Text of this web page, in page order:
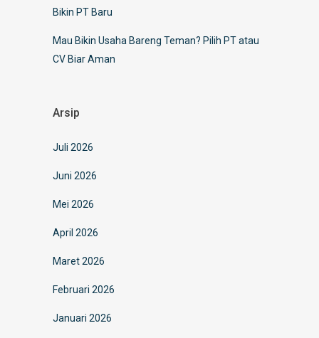
Bikin PT Baru
Mau Bikin Usaha Bareng Teman? Pilih PT atau
CV Biar Aman
Arsip
Juli 2026
Juni 2026
Mei 2026
April 2026
Maret 2026
Februari 2026
Januari 2026